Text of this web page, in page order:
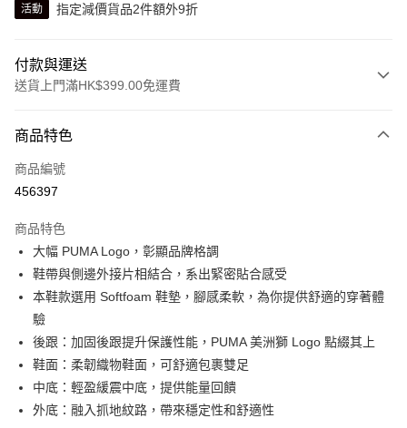
活動 指定減價貨品2件額外9折
付款與運送
送貨上門滿HK$399.00免運費
信用卡
線上付款
Alipay, PayMe, WeChat Pay, UnionPay, FPS
送貨方式
單筆訂單淨值滿$399可享免運費優惠
每筆HK$30.00，滿HK$399.00或以上免運費
滿$599可享澳門免運費優惠 運費表
商品特色
商品編號
456397
商品特色
大幅 PUMA Logo，彰顯品牌格調
鞋帶與側邊外接片相結合，系出緊密貼合感受
本鞋款選用 Softfoam 鞋墊，腳感柔軟，為你提供舒適的穿著體
驗
後跟：加固後跟提升保護性能，PUMA 美洲獅 Logo 點綴其上
鞋面：柔韌織物鞋面，可舒適包裹雙足
中底：輕盈緩震中底，提供能量回饋
外底：融入抓地紋路，帶來穩定性和舒適性